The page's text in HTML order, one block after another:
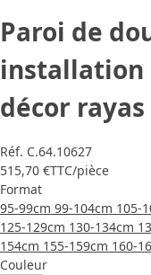
Paroi de
installation
décor rayas
Réf. C.64.10627
515,70 €TTC/pièce
Format
95-99cm 99-104cm 105-
125-129cm 130-134cm
154cm 155-159cm 160-
Couleur